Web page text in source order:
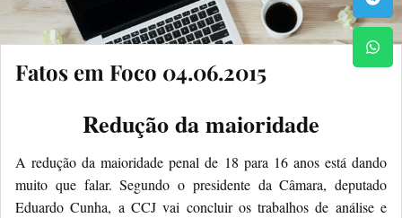
Fatos em Foco 04.06.2015
Redução da maioridade
A redução da maioridade penal de 18 para 16 anos está dando
muito que falar. Segundo o presidente da Câmara, deputado
Eduardo Cunha, a CCJ vai concluir os trabalhos de análise e